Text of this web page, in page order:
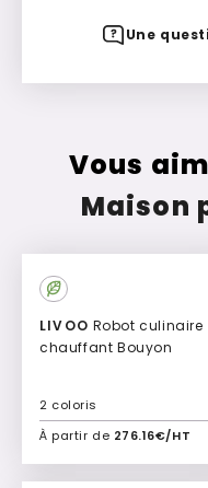
Une
Vous
Maison
LIVOO
chauffant Bouyon
À partir de 276.16€/HT
2 coloris
Ajouter à mon devis